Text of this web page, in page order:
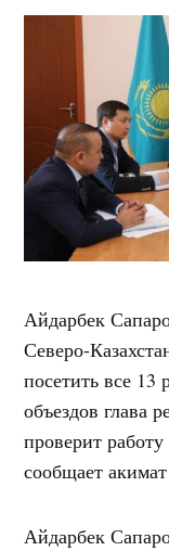
Айдарбек
Северо-
посетить все 13
объездов глава
проверит
сообщает
Айдарбек